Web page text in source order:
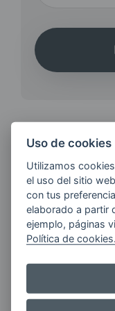
LAS
ÚLTIMAS
E-MAIL
Quiero
Uso de cookies
Utilizamos
el uso del sitio
con tus
elaborado a partir
ejemplo, páginas
Política de cookies.